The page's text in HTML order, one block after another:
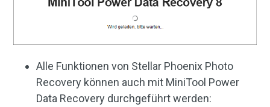
Alle Funktionen von Stellar Phoenix Photo
Recovery können auch mit MiniTool Power
Data Recovery durchgeführt werden: